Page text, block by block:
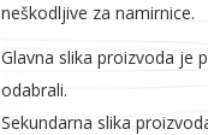
neškodljive za namirnice.
Glavna slika proizvoda je
odabrali.
Sekundarna slika